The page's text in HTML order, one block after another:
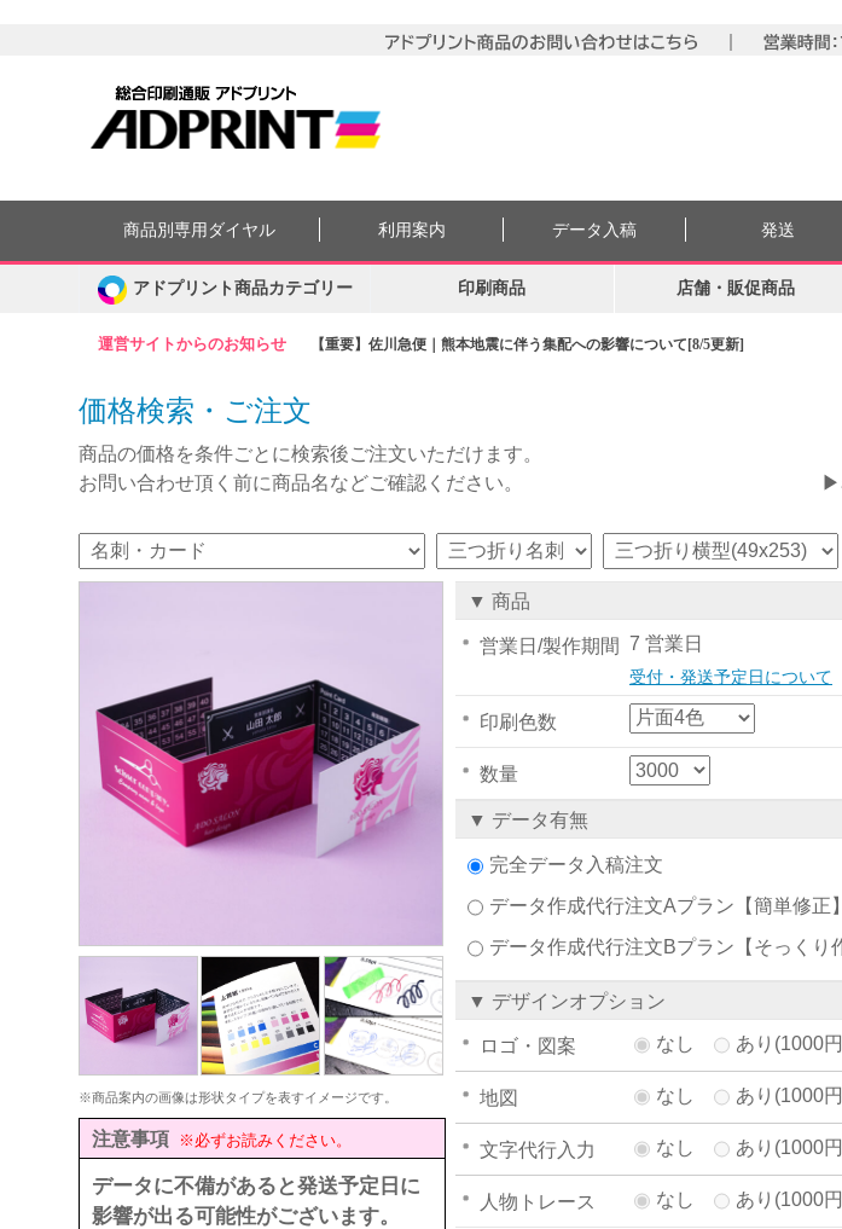
運営サイトからのお知らせ 【重要】佐川急便｜熊本地震に伴う集配への影響について[8/5更新]
商品別専用ダイヤル 利用案内 データ入稿 発送
アドプリント商品カテゴリー 印刷商品 店舗・販促商品
価格検索・ご注文
商品の価格を条件ごとに検索後ご注文いただけます。
お問い合わせ頂く前に商品名などご確認ください。
▶
※商品案内の画像は形状タイプを表すイメージです。
注意事項 ※必ずお読みください。
データに不備があると発送予定日に
影響が出る可能性がございます。
▼ 商品
営業日/製作期間 7 営業日
受付・発送予定日について
印刷色数
数量
▼ データ有無
完全データ入稿注文
データ作成代行注文Aプラン【簡単修正
データ作成代行注文Bプラン【そっくり
▼ デザインオプション
ロゴ・図案 なし あり(1000
地図 なし あり(1000
文字代行入力 なし あり(1000
人物トレース なし あり(1000